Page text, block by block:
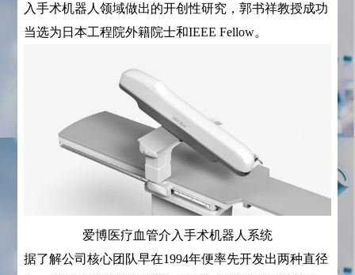
入手术机器人领域做出的开创性研究，郭书祥教授成功
当选为日本工程院外籍院士和IEEE Fellow。
爱博医疗血管介入手术机器人系统
据了解公司核心团队早在1994年便率先开发出两种直径